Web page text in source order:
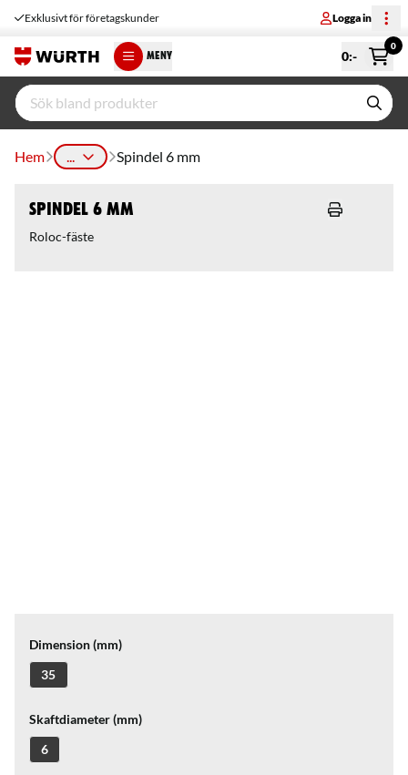
Exklusivt för företagskunder Logga in
MENY 0:-
0
Hem ... Spindel 6 mm
Spindel 6 mm
Roloc-fäste
Dimension (mm)
35
Skaftdiameter (mm)
6